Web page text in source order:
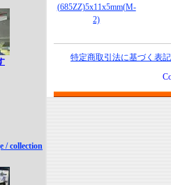
/ collection
(685ZZ)5x11x5mm(M-
2)
特定商取引法に基づく表記